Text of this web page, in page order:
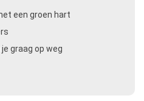
een groen hart
graag op weg